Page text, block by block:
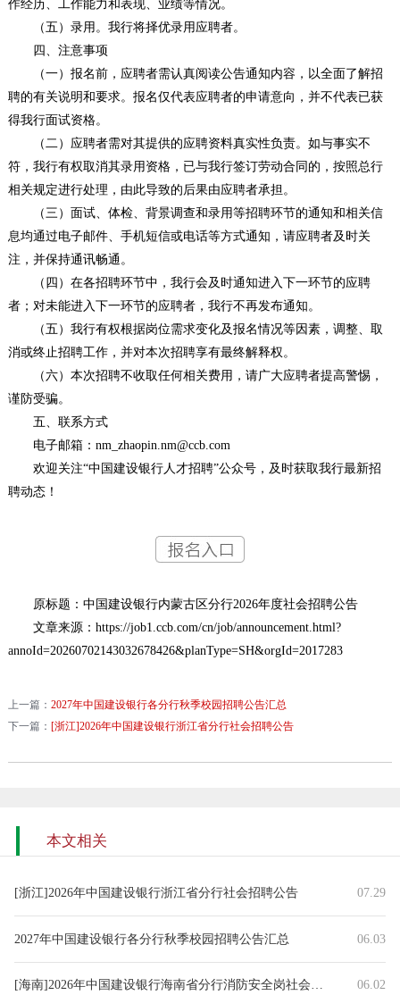
作经历、工作能力和表现、业绩等情况。
（五）录用。我行将择优录用应聘者。
四、注意事项
（一）报名前，应聘者需认真阅读公告通知内容，以全面了解招
聘的有关说明和要求。报名仅代表应聘者的申请意向，并不代表已获
得我行面试资格。
（二）应聘者需对其提供的应聘资料真实性负责。如与事实不
符，我行有权取消其录用资格，已与我行签订劳动合同的，按照总行
相关规定进行处理，由此导致的后果由应聘者承担。
（三）面试、体检、背景调查和录用等招聘环节的通知和相关信
息均通过电子邮件、手机短信或电话等方式通知，请应聘者及时关
注，并保持通讯畅通。
（四）在各招聘环节中，我行会及时通知进入下一环节的应聘
者；对未能进入下一环节的应聘者，我行不再发布通知。
（五）我行有权根据岗位需求变化及报名情况等因素，调整、取
消或终止招聘工作，并对本次招聘享有最终解释权。
（六）本次招聘不收取任何相关费用，请广大应聘者提高警惕，
谨防受骗。
五、联系方式
电子邮箱：nm_zhaopin.nm@ccb.com
欢迎关注“中国建设银行人才招聘”公众号，及时获取我行最新招
聘动态！
原标题：中国建设银行内蒙古区分行2026年度社会招聘公告
文章来源：https://job1.ccb.com/cn/job/announcement.html?
annoId=20260702143032678426&planType=SH&orgId=2017283
上一篇： 2027年中国建设银行各分行秋季校园招聘公告汇总
下一篇： [浙江]2026年中国建设银行浙江省分行社会招聘公告
本文相关
[浙江]2026年中国建设银行浙江省分行社会招聘公告 07.29
2027年中国建设银行各分行秋季校园招聘公告汇总 06.03
[海南]2026年中国建设银行海南省分行消防安全岗社会招聘公告06.02